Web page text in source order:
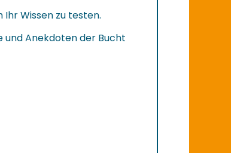
Ihr Wissen zu testen.
und Anekdoten der Bucht